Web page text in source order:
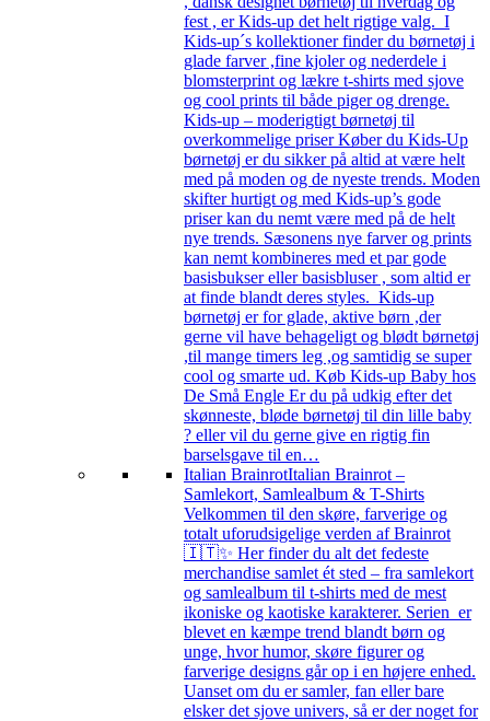
fest , er Kids-up det helt rigtige valg. I
Kids-up´s kollektioner finder du børnetøj i
glade farver ,fine kjoler og nederdele i
blomsterprint og lækre t-shirts med sjove
og cool prints til både piger og drenge.
Kids-up – moderigtigt børnetøj til
overkommelige priser Køber du Kids-Up
børnetøj er du sikker på altid at være helt
med på moden og de nyeste trends. Moden
skifter hurtigt og med Kids-up’s gode
priser kan du nemt være med på de helt
nye trends. Sæsonens nye farver og prints
kan nemt kombineres med et par gode
basisbukser eller basisbluser , som altid er
at finde blandt deres styles. Kids-up
børnetøj er for glade, aktive børn ,der
gerne vil have behageligt og blødt børnetøj
,til mange timers leg ,og samtidig se super
cool og smarte ud. Køb Kids-up Baby hos
De Små Engle Er du på udkig efter det
skønneste, bløde børnetøj til din lille baby
? eller vil du gerne give en rigtig fin
barselsgave til en…
Italian BrainrotItalian Brainrot –
Samlekort, Samlealbum & T-Shirts
Velkommen til den skøre, farverige og
totalt uforudsigelige verden af Brainrot
🇮🇹✨ Her finder du alt det fedeste
merchandise samlet ét sted – fra samlekort
og samlealbum til t-shirts med de mest
ikoniske og kaotiske karakterer. Serien er
blevet en kæmpe trend blandt børn og
unge, hvor humor, skøre figurer og
farverige designs går op i en højere enhed.
Uanset om du er samler, fan eller bare
elsker det sjove univers, så er der noget for